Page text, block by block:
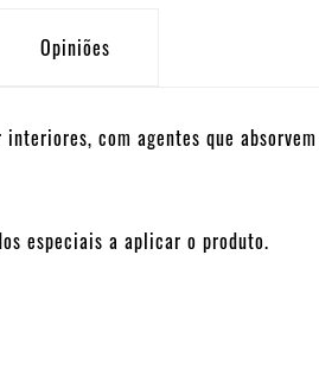
Opiniões
com agentes que
especiais a aplicar o produto.